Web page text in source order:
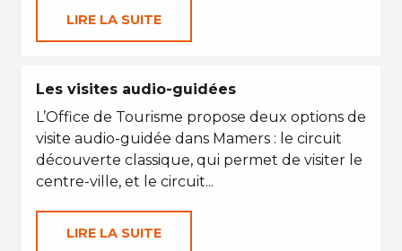
LIRE LA SUITE
Les visites audio-guidées
L’Office de Tourisme propose deux options de
visite audio-guidée dans Mamers : le circuit
découverte classique, qui permet de visiter le
centre-ville, et le circuit...
LIRE LA SUITE